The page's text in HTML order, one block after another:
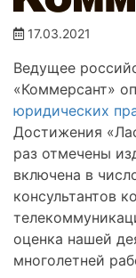
17.03.2021
Ведущее
«Коммерсант»
юридических
Достижения
раз отмечены
включена в
консультантов
оценка нашей
многолетней